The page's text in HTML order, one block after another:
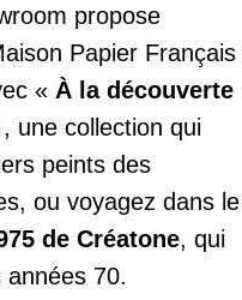
propose
Papier Français
« À la découverte
une collection qui
peints des
ou voyagez dans le
de Créatone, qui
années 70.